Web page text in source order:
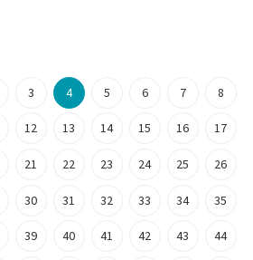
3 4 5 6 7 8
12 13 14 15 16 17
21 22 23 24 25 26
30 31 32 33 34 35
39 40 41 42 43 44